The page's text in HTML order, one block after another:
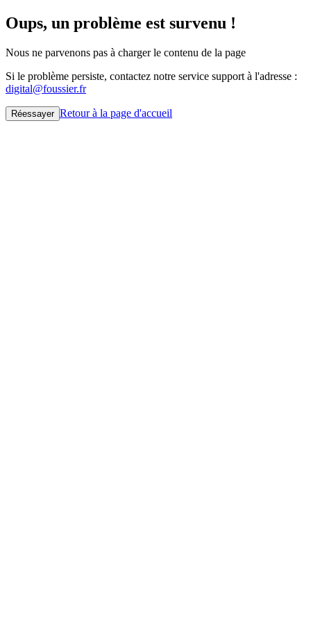
Oups, un problème est survenu !
Nous ne parvenons pas à charger le contenu de la page
Si le problème persiste, contactez notre service support à l'adresse :
digital@foussier.fr
Réessayer Retour à la page d'accueil